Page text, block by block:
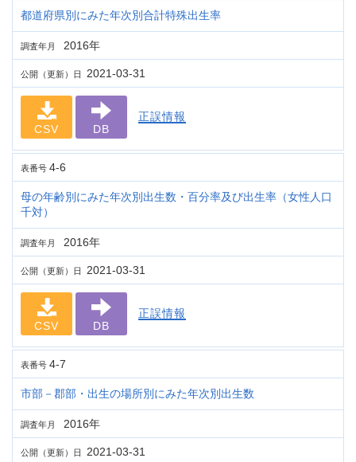
都道府県別にみた年次別合計特殊出生率
調査年月 2016年
公開（更新）日 2021-03-31
CSV DB
正誤情報
表番号 4-6
母の年齢別にみた年次別出生数・百分率及び出生率（女性人口
千対）
調査年月 2016年
公開（更新）日 2021-03-31
CSV DB
正誤情報
表番号 4-7
市部－郡部・出生の場所別にみた年次別出生数
調査年月 2016年
公開（更新）日 2021-03-31